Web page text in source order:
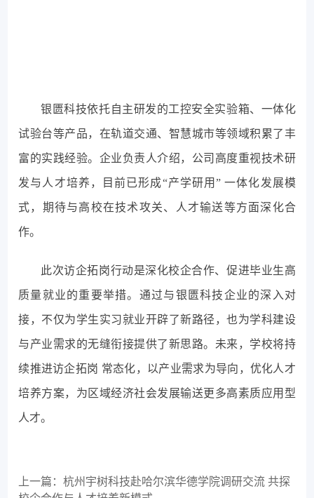
银匮科技依托自主研发的工控安全实验箱、一体化
试验台等产品，在轨道交通、智慧城市等领域积累了丰
富的实践经验。企业负责人介绍，公司高度重视技术研
发与人才培养，目前已形成“产学研用” 一体化发展模
式，期待与高校在技术攻关、人才输送等方面深化合
作。
此次访企拓岗行动是深化校企合作、促进毕业生高
质量就业的重要举措。通过与银匮科技企业的深入对
接，不仅为学生实习就业开辟了新路径，也为学科建设
与产业需求的无缝衔接提供了新思路。未来，学校将持
续推进访企拓岗 常态化，以产业需求为导向，优化人才
培养方案，为区域经济社会发展输送更多高素质应用型
人才。
上一篇：杭州宇树科技赴哈尔滨华德学院调研交流 共探